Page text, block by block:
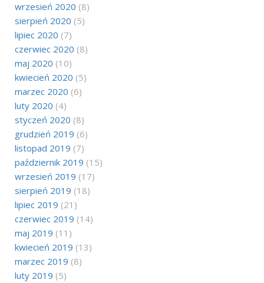
wrzesień 2020 (8)
sierpień 2020 (5)
lipiec 2020 (7)
czerwiec 2020 (8)
maj 2020 (10)
kwiecień 2020 (5)
marzec 2020 (6)
luty 2020 (4)
styczeń 2020 (8)
grudzień 2019 (6)
listopad 2019 (7)
październik 2019 (15)
wrzesień 2019 (17)
sierpień 2019 (18)
lipiec 2019 (21)
czerwiec 2019 (14)
maj 2019 (11)
kwiecień 2019 (13)
marzec 2019 (8)
luty 2019 (5)